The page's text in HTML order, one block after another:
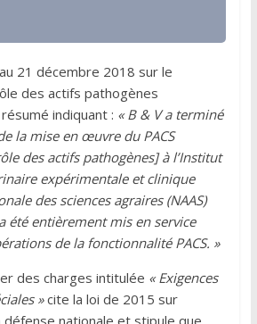
21 décembre 2018 sur le
des actifs pathogènes
indiquant : « B & V a terminé
la mise en œuvre du PACS
des actifs pathogènes] à l’Institut
expérimentale et clinique
des sciences agraires (NAAS)
été entièrement mis en service
de la fonctionnalité PACS. »
des charges intitulée « Exigences
»cite la loi de 2015 sur
défense nationale et stipule que